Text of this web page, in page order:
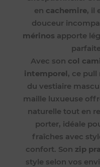
en cachemire, il
douceur
mérinos apporte
Avec son col
intemporel, ce pull
du vestiaire
maille luxueuse
naturelle tout en
porter, idéale
fraîches avec
confort. Son zip
style selon vos